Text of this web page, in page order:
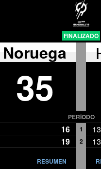
FINALIZADO
Noruega
35
PERÍODO
16 1
13
19
2 13
RESUMEN